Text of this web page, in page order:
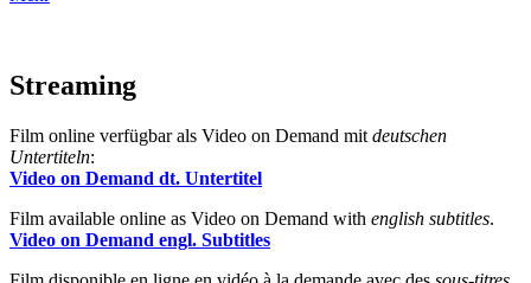
Streaming
Film online verfügbar als Video on Demand mit deutschen
Untertiteln:
Video on Demand dt. Untertitel
Film available online as Video on Demand with english subtitles.
Video on Demand engl. Subtitles